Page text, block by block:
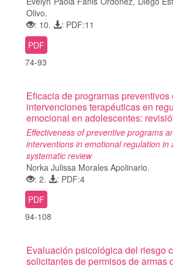
Olivo.
: 10.
: PDF:11
PDF
74-93
Eficacia de programas preventivos
intervenciones terapéuticas en
emocional en adolescentes:
Effectiveness of preventive programs
interventions in emotional regulation in
systematic review
Norka Julissa Morales Apolinario.
: 2.
: PDF:4
PDF
94-108
Evaluación psicológica del riesgo
solicitantes de permisos de armas